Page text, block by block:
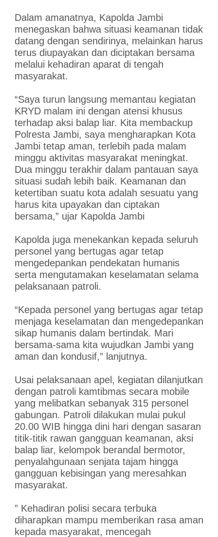
Dalam amanatnya, Kapolda Jambi
menegaskan bahwa situasi keamanan tidak
datang dengan sendirinya, melainkan harus
terus diupayakan dan diciptakan bersama
melalui kehadiran aparat di tengah
masyarakat.
“Saya turun langsung memantau kegiatan
KRYD malam ini dengan atensi khusus
terhadap aksi balap liar. Kita membackup
Polresta Jambi, saya mengharapkan Kota
Jambi tetap aman, terlebih pada malam
minggu aktivitas masyarakat meningkat.
Dua minggu terakhir dalam pantauan saya
situasi sudah lebih baik. Keamanan dan
ketertiban suatu kota adalah sesuatu yang
harus kita upayakan dan ciptakan
bersama,” ujar Kapolda Jambi
Kapolda juga menekankan kepada seluruh
personel yang bertugas agar tetap
mengedepankan pendekatan humanis
serta mengutamakan keselamatan selama
pelaksanaan patroli.
“Kepada personel yang bertugas agar tetap
menjaga keselamatan dan mengedepankan
sikap humanis dalam bertindak. Mari
bersama-sama kita wujudkan Jambi yang
aman dan kondusif,” lanjutnya.
Usai pelaksanaan apel, kegiatan dilanjutkan
dengan patroli kamtibmas secara mobile
yang melibatkan sebanyak 315 personel
gabungan. Patroli dilakukan mulai pukul
20.00 WIB hingga dini hari dengan sasaran
titik-titik rawan gangguan keamanan, aksi
balap liar, kelompok berandal bermotor,
penyalahgunaan senjata tajam hingga
gangguan kebisingan yang meresahkan
masyarakat.
” Kehadiran polisi secara terbuka
diharapkan mampu memberikan rasa aman
kepada masyarakat, mencegah